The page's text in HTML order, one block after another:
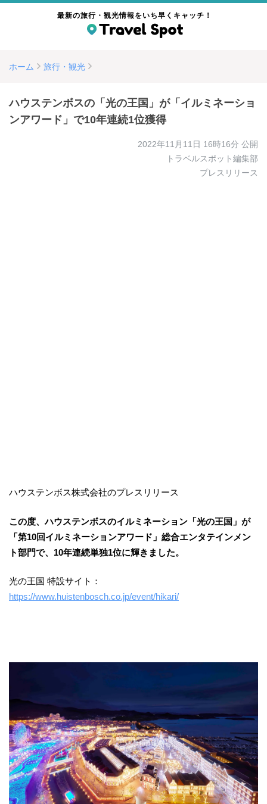
最新の旅行・観光情報をいち早くキャッチ！
ホーム 旅行・観光
ハウステンボスの「光の王国」が「イルミネーショ
ンアワード」で10年連続1位獲得
2022年11月11日 16時16分 公開
トラベルスポット編集部
プレスリリース
ハウステンボス株式会社のプレスリリース
この度、ハウステンボスのイルミネーション「光の王国」が
「第10回イルミネーションアワード」総合エンタテインメン
ト部門で、10年連続単独1位に輝きました。
光の王国 特設サイト：
https://www.huistenbosch.co.jp/event/hikari/